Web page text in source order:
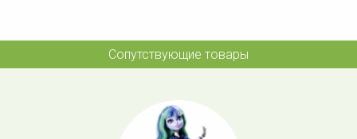
Сопутствующие товары